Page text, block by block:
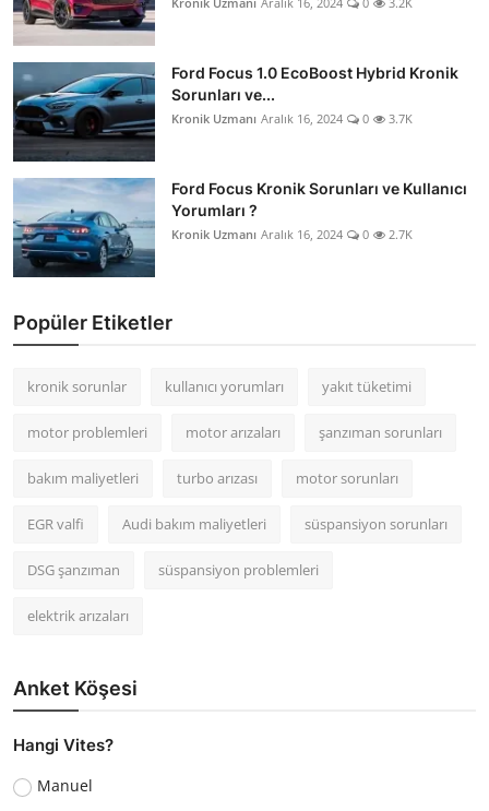
Ford Focus 1.0 EcoBoost Hybrid Kronik
Sorunları ve...
Kronik Uzmanı Aralık 16, 2024 0 3.7K
Ford Focus Kronik Sorunları ve Kullanıcı
Yorumları ?
Kronik Uzmanı Aralık 16, 2024 0 2.7K
Popüler Etiketler
kronik sorunlar kullanıcı yorumları yakıt tüketimi
motor problemleri motor arızaları şanzıman sorunları
bakım maliyetleri turbo arızası motor sorunları
EGR valfi Audi bakım maliyetleri süspansiyon sorunları
DSG şanzıman süspansiyon problemleri
elektrik arızaları
Anket Köşesi
Hangi Vites?
Manuel